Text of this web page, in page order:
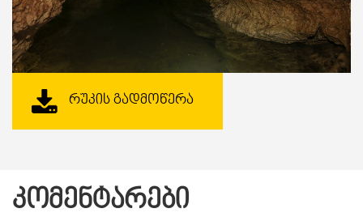
ᲠᲣᲙᲘᲡ ᲒᲐᲓᲛᲝᲬᲔᲠᲐ
ᲙᲝᲛᲔᲜᲢᲐᲠᲔᲑᲘ